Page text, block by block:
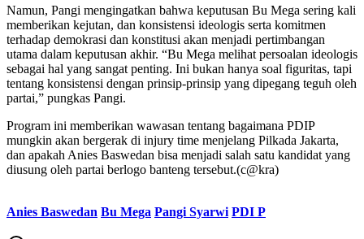
Namun, Pangi mengingatkan bahwa keputusan Bu Mega sering kali
memberikan kejutan, dan konsistensi ideologis serta komitmen
terhadap demokrasi dan konstitusi akan menjadi pertimbangan
utama dalam keputusan akhir. “Bu Mega melihat persoalan ideologis
sebagai hal yang sangat penting. Ini bukan hanya soal figuritas, tapi
tentang konsistensi dengan prinsip-prinsip yang dipegang teguh oleh
partai,” pungkas Pangi.
Program ini memberikan wawasan tentang bagaimana PDIP
mungkin akan bergerak di injury time menjelang Pilkada Jakarta,
dan apakah Anies Baswedan bisa menjadi salah satu kandidat yang
diusung oleh partai berlogo banteng tersebut.(c@kra)
Anies Baswedan Bu Mega Pangi Syarwi PDI P